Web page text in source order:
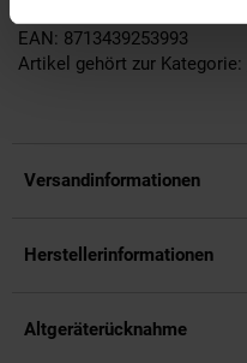
EAN: 8713439253993
Artikel gehört zur Kategorie:
Versandinformationen
Herstellerinformationen
Altgeräterücknahme